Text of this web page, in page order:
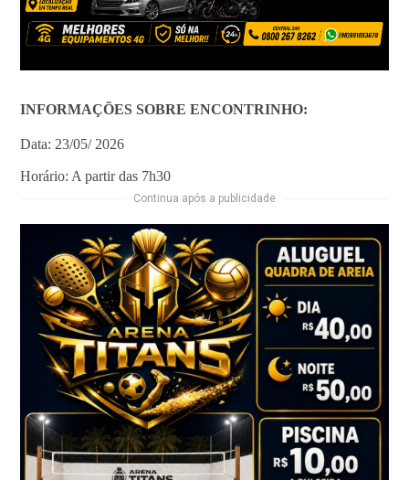
INFORMAÇÕES SOBRE ENCONTRINHO:
Data: 23/05/ 2026
Horário: A partir das 7h30
Continua após a publicidade